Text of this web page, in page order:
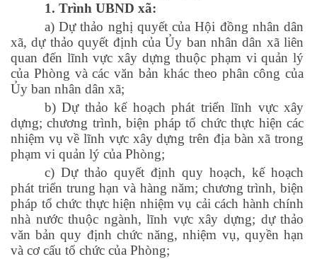
1. Trình UBND xã:
a) Dự thảo nghị quyết của Hội đồng nhân dân
xã, dự thảo quyết định của Ủy ban nhân dân xã liên
quan đến lĩnh vực xây dựng thuộc phạm vi quản lý
của Phòng và các văn bản khác theo phân công của
Ủy ban nhân dân xã;
b) Dự thảo kế hoạch phát triển lĩnh vực xây
dựng; chương trình, biện pháp tổ chức thực hiện các
nhiệm vụ về lĩnh vực xây dựng trên địa bàn xã trong
phạm vi quản lý của Phòng;
c) Dự thảo quyết định quy hoạch, kế hoạch
phát triển trung hạn và hàng năm; chương trình, biện
pháp tổ chức thực hiện nhiệm vụ cải cách hành chính
nhà nước thuộc ngành, lĩnh vực xây dựng; dự thảo
văn bản quy định chức năng, nhiệm vụ, quyền hạn
và cơ cấu tổ chức của Phòng;